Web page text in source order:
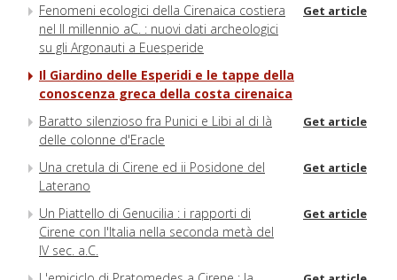
Fenomeni ecologici della Cirenaica costiera
nel II millennio aC. : nuovi dati archeologici
su gli Argonauti a Euesperide
Get article
Il Giardino delle Esperidi e le tappe della
conoscenza greca della costa cirenaica
Baratto silenzioso fra Punici e Libi al di là
delle colonne d'Eracle
Get article
Una cretula di Cirene ed ii Posidone del
Laterano
Get article
Un Piattello di Genucilia : i rapporti di
Cirene con l'Italia nella seconda metà del
IV sec. a.C.
Get article